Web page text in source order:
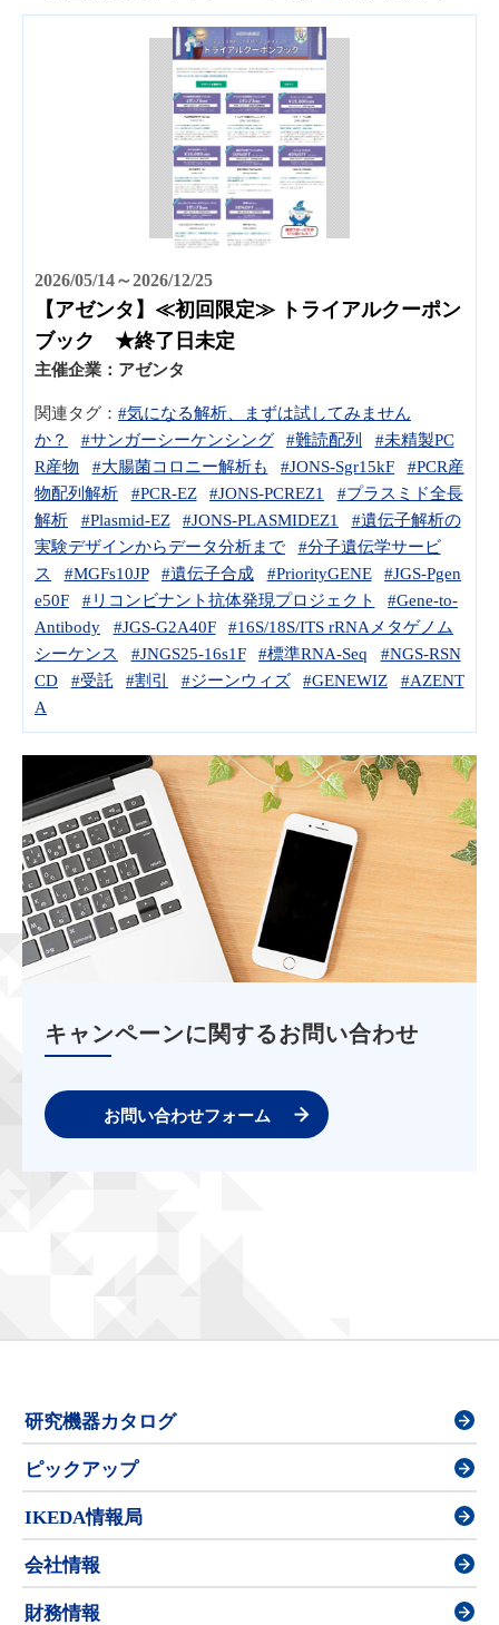
2026/05/14～2026/12/25
【アゼンタ】≪初回限定≫ トライアルクーポン
ブック ★終了日未定
主催企業： アゼンタ
関連タグ： #気になる解析、まずは試してみません
か？
#サンガーシーケンシング #難読配列
#未精製PC
R産物
#大腸菌コロニー解析も #JONS-Sgr15kF
#PCR産
物配列解析
#PCR-EZ #JONS-PCREZ1
#プラスミド全長
解析
#Plasmid-EZ #JONS-PLASMIDEZ1
#遺伝子解析の
実験デザインからデータ分析まで
#分子遺伝学サービ
ス
#MGFs10JP #遺伝子合成 #PriorityGENE
#JGS-Pgen
e50F
#リコンビナント抗体発現プロジェクト
#Gene-to-
Antibody
#JGS-G2A40F
#16S/18S/ITS rRNAメタゲノム
シーケンス
#JNGS25-16s1F #標準RNA-Seq
#NGS-RSN
CD
#受託 #割引 #ジーンウィズ #GENEWIZ
#AZENT
A
キャンペーンに関するお問い合わせ
お問い合わせフォーム
研究機器カタログ
ピックアップ
IKEDA情報局
会社情報
財務情報